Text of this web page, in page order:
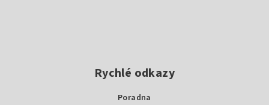
Rychlé odkazy
Poradna